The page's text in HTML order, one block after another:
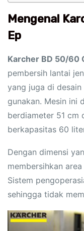
Mengenal
Ep
Karcher BD 50/60
pembersih lantai
yang juga di
gunakan. Mesin ini
berdiameter 51 cm
berkapasitas 60
Dengan dimensi
membersihkan
Sistem
sehingga tidak